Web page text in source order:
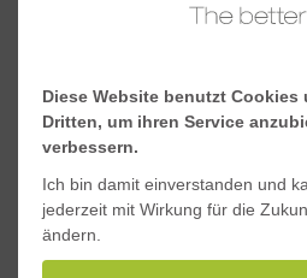
Schwerpunkt y, mm
Schwerpunkt x, mm
Downloads
Diese Website benutzt
Dritten, um ihren Service
verbessern.
Ich bin damit einverstanden und
jederzeit mit Wirkung für die
ändern.